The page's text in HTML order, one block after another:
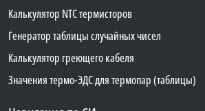
Калькулятор NTC термисторов
Генератор таблицы случайных чисел
Калькулятор греющего кабеля
Значения термо-ЭДС для термопар (таблицы)